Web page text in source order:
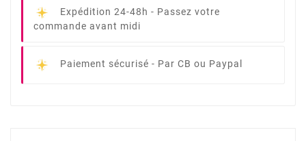
Expédition 24-48h - Passez votre
commande avant midi
Paiement sécurisé - Par CB ou Paypal